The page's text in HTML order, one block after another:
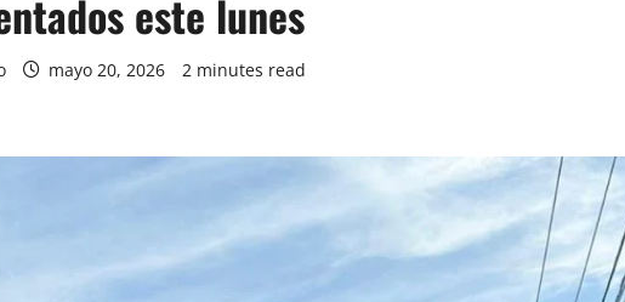
este lunes
mayo 20, 2026 2 minutes read